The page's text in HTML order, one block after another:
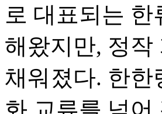
로 대표되는
해왔지만, 정작
채워졌다. 한한